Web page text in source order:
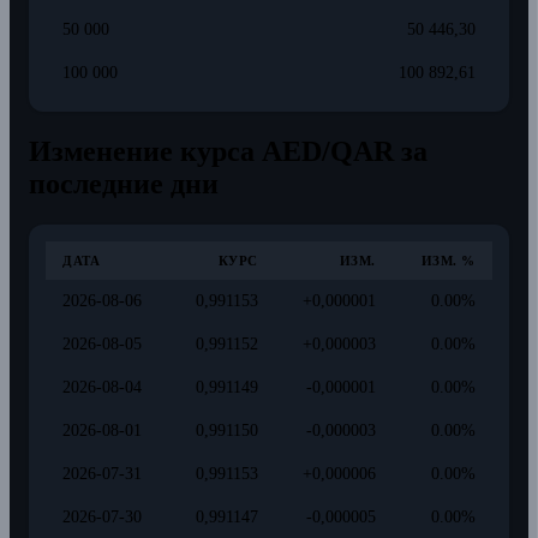
50 000 50 446,30
100 000 100 892,61
ДАТА КУРС ИЗМ. ИЗМ. %
2026-08-06 0,991153 +0,000001 0.00%
2026-08-05 0,991152 +0,000003 0.00%
2026-08-04 0,991149 -0,000001 0.00%
2026-08-01 0,991150 -0,000003 0.00%
2026-07-31 0,991153 +0,000006 0.00%
2026-07-30 0,991147 -0,000005 0.00%